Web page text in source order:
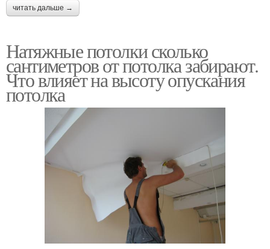
читать дальше →
Натяжные потолки сколько
сантиметров от потолка забирают.
Что влияет на высоту опускания
потолка